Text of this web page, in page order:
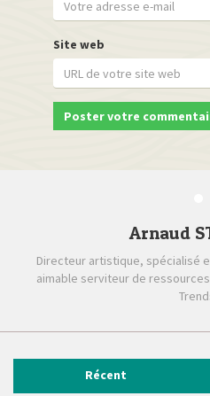
Site web
Arnaud
Directeur artistique, spécialisé
aimable serviteur de
Récent